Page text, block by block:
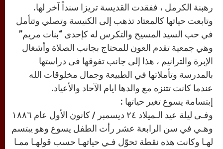
رهبنة الكرمل ، ففقدت القديسة تريزا سنداً آخر لها.
وتابعت حياتها كالمعتاد تذهب إلى الكنيسة وتصلي وتتأمل
في حب السيد المسيح والتكرس له كإحدى “بنات مريم”
وهي جمعية تقدم العون للمحتاج بجانب الصلاة وأشغال
الإبرة والترانيم ، هذا إلى جانب تفوقها فى دراستها
بالمدرسة وتأملاتها في الطبيعة وجمال مخلوقات الله
عندما كانت تتنزه مع والدها ايام الآحاد والأعياد.
إبتسامة يسوع تغير حياتها :
وهـي في سن الرابعة عشر رأت الطفل يسوع وهو يبتسم
لهـا وكانت هذه نقطة تحوّل فـي حياتهـا حسب قولهـا ممـا